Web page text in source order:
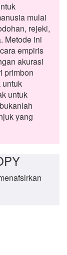
mulai
rejeki,
Metode ini
empiris
akurasi
primbon
untuk
untuk
yang